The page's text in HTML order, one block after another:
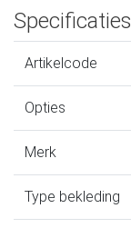
Specificaties
Artikelcode
Opties
Merk
Type bekleding